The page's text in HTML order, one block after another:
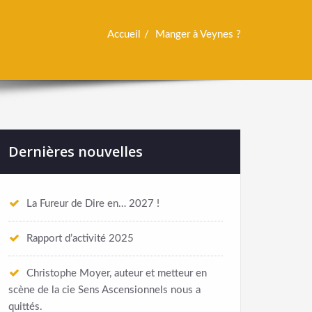
Accueil Manger à Veynes ?
Dernières nouvelles
La Fureur de Dire en… 2027 !
Rapport d’activité 2025
Christophe Moyer, auteur et metteur en
scène de la cie Sens Ascensionnels nous a
quittés.